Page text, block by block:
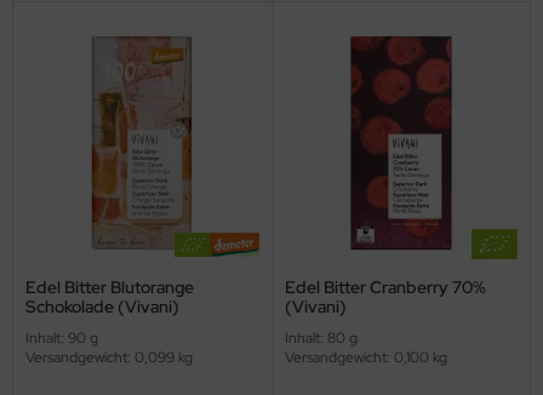
Edel Bitter Blutorange
Schokolade (Vivani)
Inhalt: 90 g
Versandgewicht: 0,099 kg
Edel Bitter Cranberry 70%
(Vivani)
Inhalt: 80 g
Versandgewicht: 0,100 kg